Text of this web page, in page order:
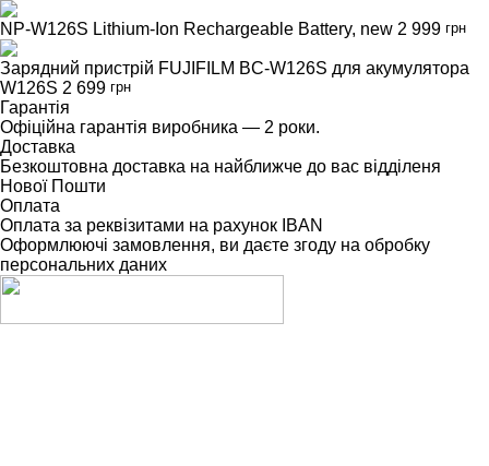
NP-W126S Lithium-Ion Rechargeable Battery, new 2 999 грн
Зарядний пристрій FUJIFILM BC-W126S для акумулятора
W126S 2 699 грн
Гарантія
Офіційна гарантія виробника — 2 роки.
Доставка
Безкоштовна доставка на найближче до вас відділеня
Нової Пошти
Оплата
Оплата за реквізитами на рахунок IBAN
Оформлюючі замовлення, ви даєте згоду на обробку
персональних даних